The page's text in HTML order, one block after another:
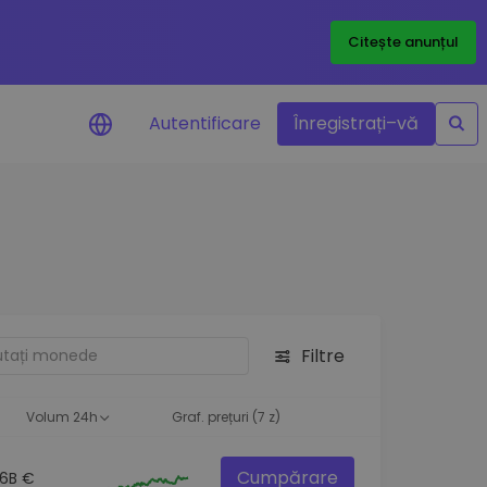
Citește anunțul
Autentificare Înregistrați–vă
Filtre
Volum 24h Graf. prețuri (7 z)
€ Cumpărare